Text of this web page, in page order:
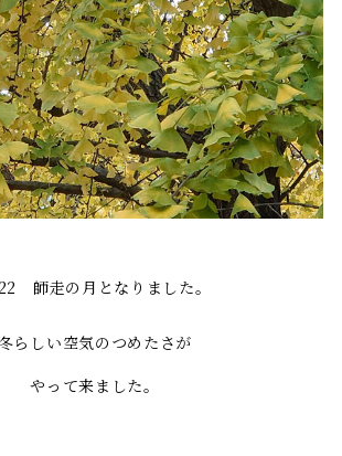
師走の月となりました。
らしい空気のつめたさが
やって来ました。